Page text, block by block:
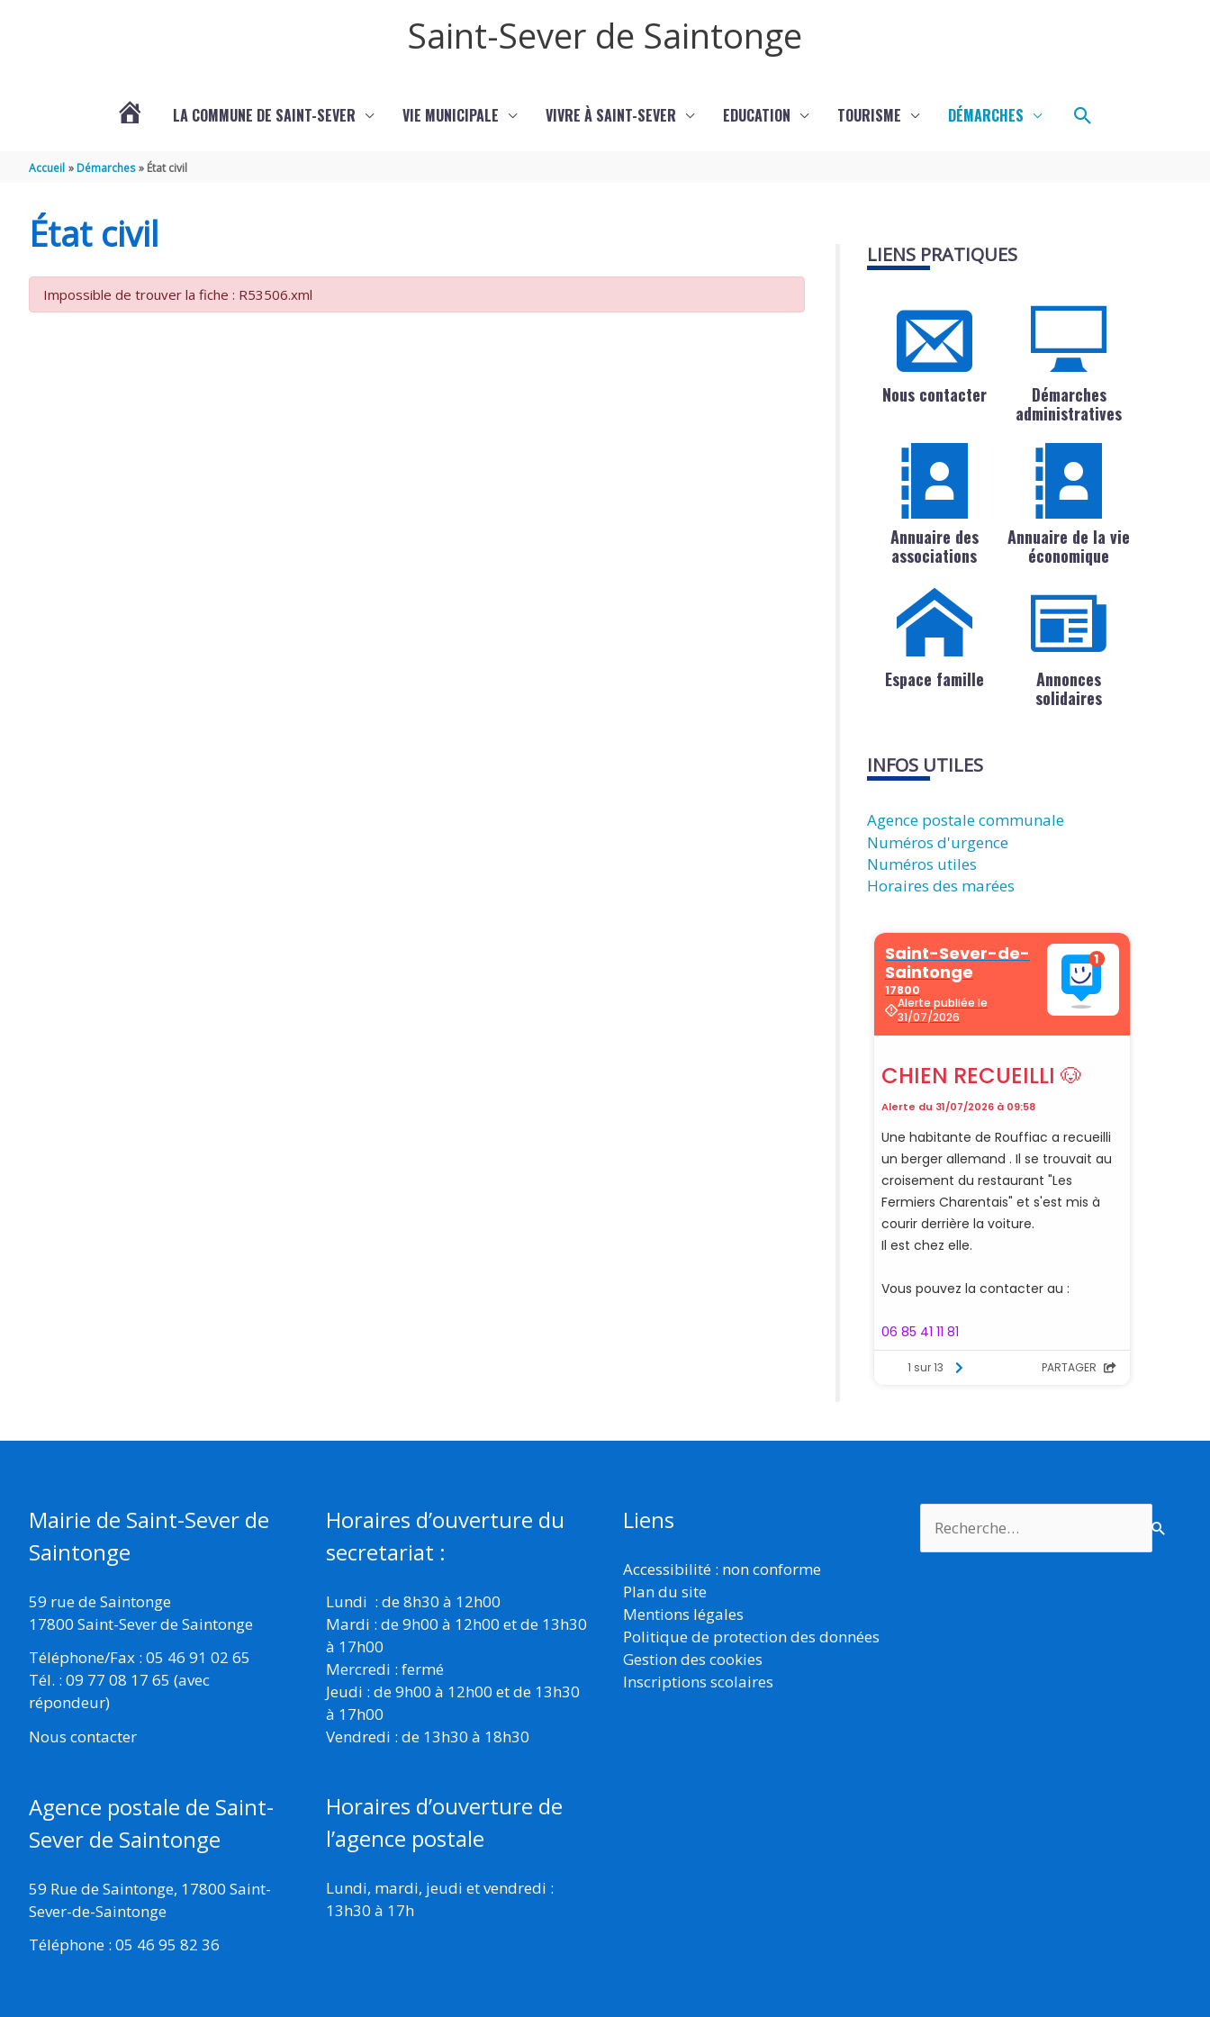
Saint-Sever de Saintonge
SEVER
LA COMMUNE DE SAINT-SEVER VIE MUNICIPALE VIVRE À SAINT-SEVER EDUCATION TOURISME DÉMARCHES Rechercher
Accueil Démarches État civil
État civil
Impossible de trouver la fiche : R53506.xml
LIENS PRATIQUES
Nous contacter
Démarches
administratives
Annuaire des
associations
Annuaire de la vie
économique
Espace famille
Annonces
solidaires
INFOS UTILES
Agence postale communale
Numéros d'urgence
Numéros utiles
Horaires des marées
Mairie de Saint-Sever de
Saintonge
59 rue de Saintonge
17800 Saint-Sever de Saintonge
Téléphone/Fax : 05 46 91 02 65
Tél. : 09 77 08 17 65 (avec
répondeur)
Nous contacter
Agence postale de Saint-
Sever de Saintonge
59 Rue de Saintonge, 17800 Saint-
Sever-de-Saintonge
Téléphone : 05 46 95 82 36
Horaires d’ouverture du
secretariat :
Lundi : de 8h30 à 12h00
Mardi : de 9h00 à 12h00 et de 13h30
à 17h00
Mercredi : fermé
Jeudi : de 9h00 à 12h00 et de 13h30
à 17h00
Vendredi : de 13h30 à 18h30
Horaires d’ouverture de
l’agence postale
Lundi, mardi, jeudi et vendredi :
13h30 à 17h
Liens
Accessibilité : non conforme
Plan du site
Mentions légales
Politique de protection des données
Gestion des cookies
Inscriptions scolaires